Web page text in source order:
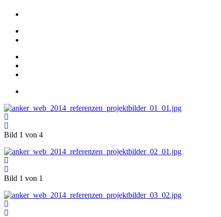
Bild 1 von 4
Bild 1 von 1